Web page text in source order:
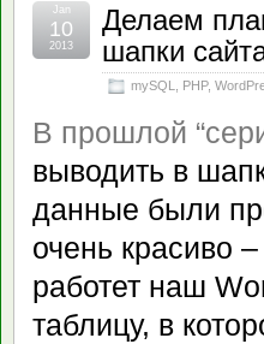
Делаем
шапки
mySQL PHP,
Jan
10
2013
В прошлой
выводить в
данные были
очень красиво
работет наш
таблицу, в